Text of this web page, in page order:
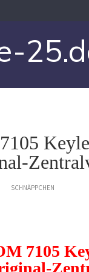
SCHNÄPPCHEN
7105